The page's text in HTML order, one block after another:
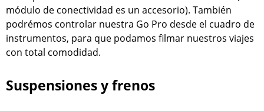
módulo de conectividad es un accesorio). También
podrémos controlar nuestra Go Pro desde el cuadro de
instrumentos, para que podamos filmar nuestros viajes
con total comodidad.
Suspensiones y frenos